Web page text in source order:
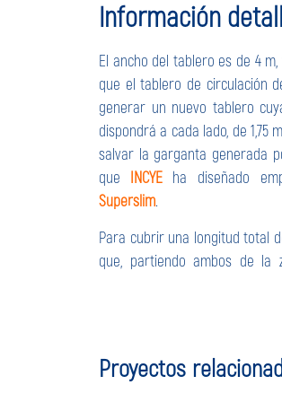
Información
El ancho del tablero es de 4
que el tablero de circulación
generar un nuevo tablero
dispondrá a cada lado, de 1,75
salvar la garganta generada
que INCYE ha diseñado
Superslim.
Para cubrir una longitud total
que, partiendo ambos de la
Proyectos